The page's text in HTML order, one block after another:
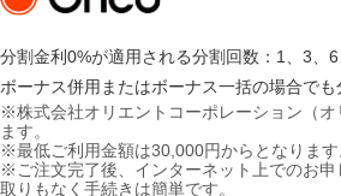
分割金利0%が適用される分割回数：1、3、6
ボーナス併用またはボーナス一括の場合でも
※株式会社オリエントコーポレーション（オ
ます。
※最低ご利用金額は30,000円からとなります
※ご注文完了後、インターネット上でのお申
取りもなく手続きは簡単です。